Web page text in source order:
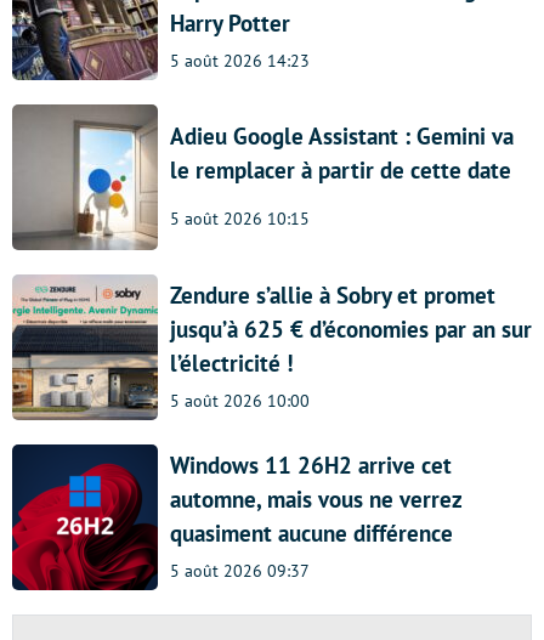
Harry Potter
5 août 2026 14:23
Adieu Google Assistant : Gemini va
le remplacer à partir de cette date
5 août 2026 10:15
Zendure s’allie à Sobry et promet
jusqu’à 625 € d’économies par an sur
l’électricité !
5 août 2026 10:00
Windows 11 26H2 arrive cet
automne, mais vous ne verrez
quasiment aucune différence
5 août 2026 09:37